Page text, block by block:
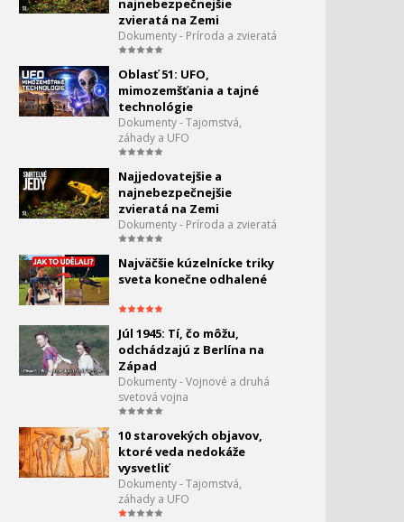
1:23
Človek sa učí lietať 1900-
1914
0:11
107.
bombardérov (1919-1939)
Storočie lietania - Boj o
nadvládu vo vzduchu
0:02
109.
Storočie lietania - Príchod
stíhačov (1939-1950)
0:00
110.
v čase studenej vojny
(1945-1989)
0:26
111.
Helikoptéry
Storočie lietania - Od
kórejskej vojny k vojne v
zálive
0:00
113.
Storočie lietania -
Námorné letectvo po roku
1945
najnebezpečnejšie
zvieratá na Zemi
Dokumenty - Príroda a zvieratá
Oblasť 51: UFO,
mimozemšťania a tajné
technológie
Dokumenty - Tajomstvá,
záhady a UFO
Najjedovatejšie a
najnebezpečnejšie
zvieratá na Zemi
Dokumenty - Príroda a zvieratá
Najväčšie kúzelnícke triky
sveta konečne odhalené
Júl 1945: Tí, čo môžu,
odchádzajú z Berlína na
Západ
Dokumenty - Vojnové a druhá
svetová vojna
10 starovekých objavov,
ktoré veda nedokáže
vysvetliť
Dokumenty - Tajomstvá,
záhady a UFO